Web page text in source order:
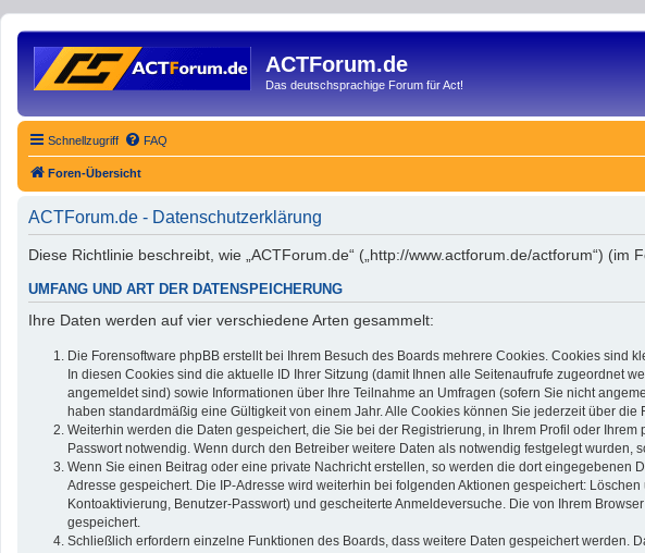
ACTForum.de
Das deutschsprachige Forum für Act!
Schnellzugriff FAQ
Foren-Übersicht
ACTForum.de - Datenschutzerklärung
Diese Richtlinie beschreibt, wie „ACTForum.de“ („http://www.actforum.de/actforum“)
UMFANG UND ART DER DATENSPEICHERUNG
Ihre Daten werden auf vier verschiedene Arten gesammelt:
Die Forensoftware phpBB erstellt bei Ihrem Besuch des Boards mehrere Cookies. Cookies sind
In diesen Cookies sind die aktuelle ID Ihrer Sitzung (damit Ihnen alle Seitenaufrufe zugeordnet
angemeldet sind) sowie Informationen über Ihre Teilnahme an Umfragen (sofern Sie nicht
haben standardmäßig eine Gültigkeit von einem Jahr. Alle Cookies können Sie jederzeit über die
Weiterhin werden die Daten gespeichert, die Sie bei der Registrierung, in Ihrem Profil oder
Passwort notwendig. Wenn durch den Betreiber weitere Daten als notwendig festgelegt wurden,
Wenn Sie einen Beitrag oder eine private Nachricht erstellen, so werden die dort
Adresse gespeichert. Die IP-Adresse wird weiterhin bei folgenden Aktionen gespeichert:
Kontoaktivierung, Benutzer-Passwort) und gescheiterte Anmeldeversuche. Die von Ihrem
gespeichert.
Schließlich erfordern einzelne Funktionen des Boards, dass weitere Daten gespeichert werden.